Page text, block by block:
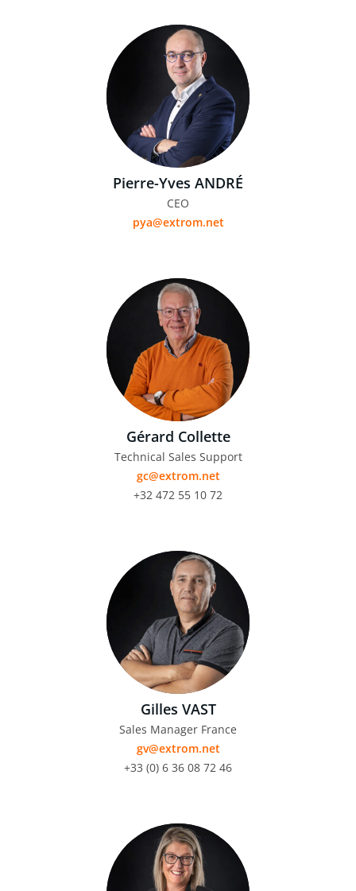
Pierre-Yves ANDRÉ
CEO
pya@extrom.net
Gérard Collette
Technical Sales Support
gc@extrom.net
+32 472 55 10 72
Gilles VAST
Sales Manager France
gv@extrom.net
+33 (0) 6 36 08 72 46